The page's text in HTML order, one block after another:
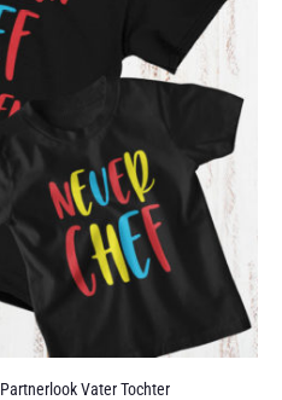
Partnerlook Vater Tochter